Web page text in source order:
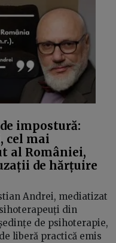
impostură:
cel mai
al României,
de hărțuire
Andrei, mediatizat
din
de psihoterapie,
liberă practică emis